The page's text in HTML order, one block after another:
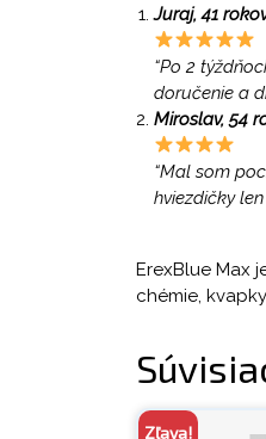
Juraj, 41
“Po 2
doručenie a
Miroslav, 54
“Mal som
hviezdičky
ErexBlue Max
chémie,
Zľava!